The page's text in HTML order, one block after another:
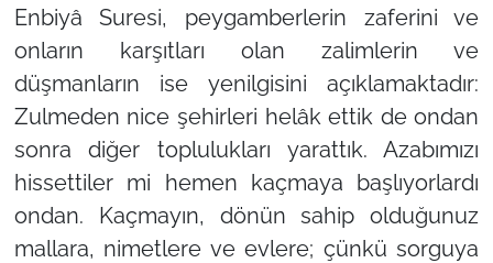
Enbiyâ Suresi, peygamberlerin zaferini ve
onların karşıtları olan zalimlerin ve
düşmanların ise yenilgisini açıklamaktadır:
Zulmeden nice şehirleri helâk ettik de ondan
sonra diğer toplulukları yarattık. Azabımızı
hissettiler mi hemen kaçmaya başlıyorlardı
ondan. Kaçmayın, dönün sahip olduğunuz
mallara, nimetlere ve evlere; çünkü sorguya